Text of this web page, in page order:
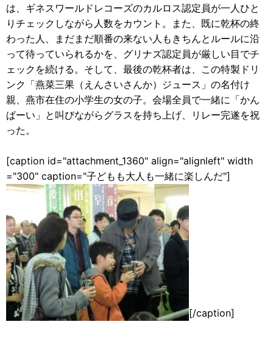
は、ギネスワールドレコーズのカルロス認定員が一人ひと
りチェックしながら人数をカウント。また、既に乾杯の終
わった人、まだまだ順番の来ない人もきちんとルールに沿
って待っていられるかを、グリナズ認定員が厳しい目でチ
ェックを続ける。そして、最後の乾杯者は、この特製ドリ
ンク「燕菜三果（えんさいさんか）ジュース」の名付け
親、燕市在住の小学生の女の子。会場全員で一緒に「かん
ぱーい」と叫びながらグラスを持ち上げ、リレー完遂を祝
った。
[caption id="attachment_1360" align="alignleft" width
="300" caption="子どもも大人も一緒に楽しんだ"]
[/caption]